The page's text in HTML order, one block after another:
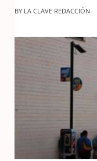
BY LA CLAVE REDACCIÓN